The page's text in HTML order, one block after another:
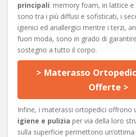
principali: memory foam, in lattice e
sono tra i più diffusi e sofisticati, i
igienici ed anallergici mentre i terzi,
fuori moda, sono in grado di
sostegno a tutto il corpo.
> Materasso
Offerte >
Infine, i materassi ortopedici offrono
igiene e pulizia per via della loro
sulla superficie permettono